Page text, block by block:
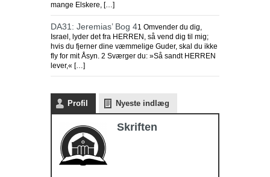
mange Elskere, […]
DA31: Jeremias’ Bog 41 Omvender du dig,
Israel, lyder det fra HERREN, så vend dig til mig;
hvis du fjerner dine væmmelige Guder, skal du ikke
fly for mit Åsyn. 2 Sværger du: »Så sandt HERREN
lever,« […]
Profil Nyeste indlæg
Skriften